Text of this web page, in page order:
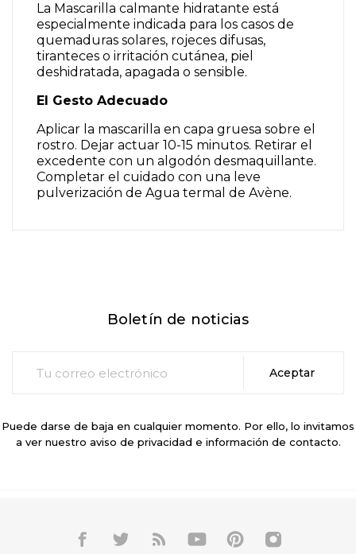
La Mascarilla calmante hidratante está
especialmente indicada para los casos de
quemaduras solares, rojeces difusas,
tiranteces o irritación cutánea, piel
deshidratada, apagada o sensible.
El Gesto Adecuado
Aplicar la mascarilla en capa gruesa sobre el
rostro. Dejar actuar 10-15 minutos. Retirar el
excedente con un algodón desmaquillante.
Completar el cuidado con una leve
pulverización de Agua termal de Avène.
Boletín de noticias
Puede darse de baja en cualquier momento. Por ello, lo invitamos
a ver nuestro aviso de privacidad e información de contacto.